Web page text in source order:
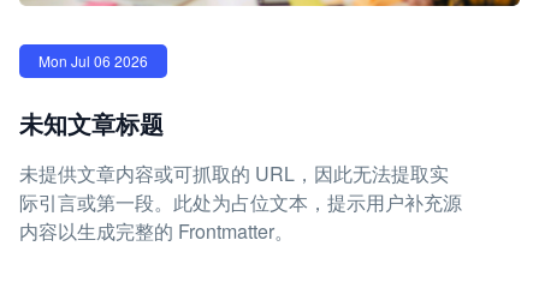
Mon Jul 06 2026
未知文章标题
未提供文章内容或可抓取的 URL，因此无法提取实
际引言或第一段。此处为占位文本，提示用户补充源
内容以生成完整的 Frontmatter。